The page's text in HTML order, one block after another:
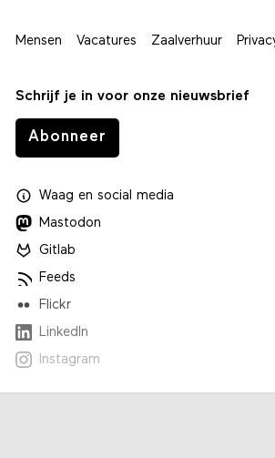
Mensen Vacatures Zaalverhuur
Schrijf je in voor onze nieuwsbrief
Abonneer
Waagen social media
Mastodon
Gitlab
Feeds
Flickr
LinkedIn
Instagram